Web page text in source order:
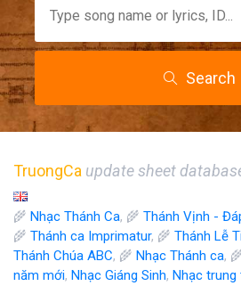
Search
TruongCa update sheet
🌾 Nhạc Thánh Ca, 🌾 Thánh Vịnh -
🌾 Thánh ca Imprimatur, 🌾 Thánh Lễ
Thánh Chúa ABC, 🌾 Nhạc Thánh ca,
năm mới, Nhạc Giáng Sinh, Nhạc trung